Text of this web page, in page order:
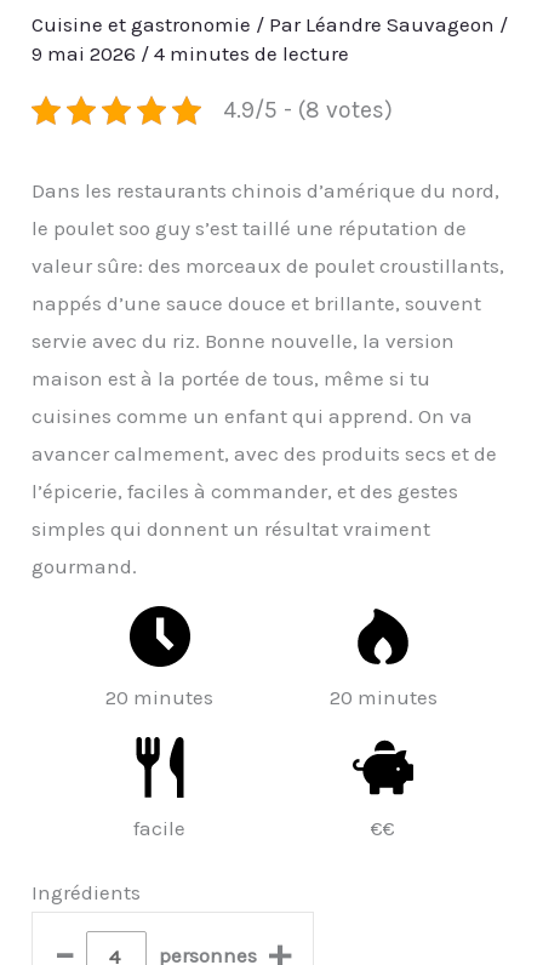
Cuisine et gastronomie / Par Léandre Sauvageon /
9 mai 2026 /4 minutes de lecture
4.9/5 - (8 votes)
Dans les restaurants chinois d’amérique du nord,
le poulet soo guy s’est taillé une réputation de
valeur sûre: des morceaux de poulet croustillants,
nappés d’une sauce douce et brillante, souvent
servie avec du riz. Bonne nouvelle, la version
maison est à la portée de tous, même si tu
cuisines comme un enfant qui apprend. On va
avancer calmement, avec des produits secs et de
l’épicerie, faciles à commander, et des gestes
simples qui donnent un résultat vraiment
gourmand.
20 minutes 20 minutes
facile €€
Ingrédients
personnes